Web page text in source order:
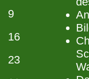
9
16
23